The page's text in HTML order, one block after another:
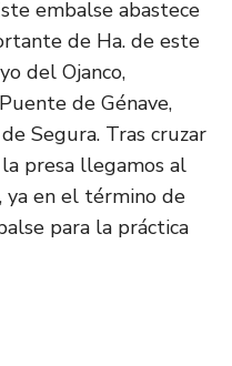
embalse abastece
de Ha. de este
del Ojanco,
de Génave,
Segura. Tras cruzar
presa llegamos al
ya en el término de
para la práctica